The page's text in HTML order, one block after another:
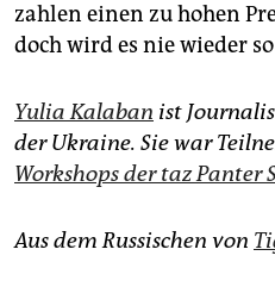
zahlen einen zu hohen
doch wird es nie wieder
Yulia Kalaban ist
der Ukraine. Sie war
Workshops der taz Panter
Aus dem Russischen von